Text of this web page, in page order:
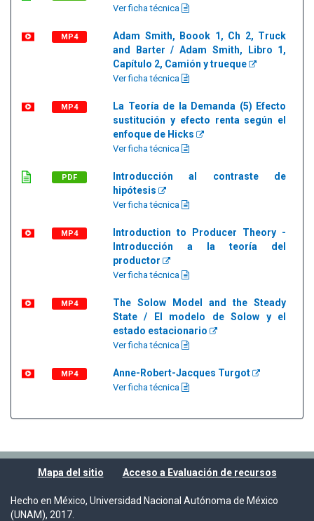
Ver ficha técnica
MP4
Adam Smith, Boook 1, Ch 2, Truck
and Barter / Adam Smith, Libro 1,
Capítulo 2, Camión y trueque
Ver ficha técnica
MP4
La Teoría de la Demanda (5) Efecto
sustitución y efecto renta según el
enfoque de Hicks
Ver ficha técnica
PDF
Introducción al contraste de
hipótesis
Ver ficha técnica
MP4
Introduction to Producer Theory -
Introducción a la teoría del
productor
Ver ficha técnica
MP4
The Solow Model and the Steady
State / El modelo de Solow y el
estado estacionario
Ver ficha técnica
MP4 Anne-Robert-Jacques Turgot
Ver ficha técnica
Mapa del sitio Acceso a Evaluación de recursos
Hecho en México, Universidad Nacional Autónoma de México
(UNAM), 2017.